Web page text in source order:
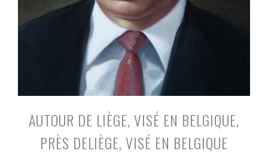
AUTOUR DE LIÈGE, VISÉ EN BELGIQUE,
PRÈS DELIÈGE, VISÉ EN BELGIQUE